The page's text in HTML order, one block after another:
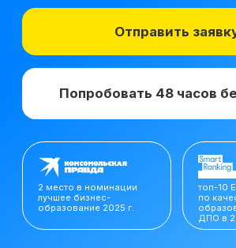
*
ДПО в 2021 г.
2 место в номинации
на отдельной